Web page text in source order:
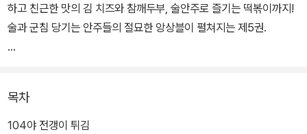
하고 친근한 맛의 김 치즈와 참깨두부, 술안주로 즐기는 떡볶이까지!
술과 군침 당기는 안주들의 절묘한 앙상블이 펼쳐지는 제5권.
이 모인 술자리 보다, 혼자 깊은 사색 속에 곁들이는 한잔이 기분 좋을
때도 있는 법. 나 자신을 벗삼아 한잔 즐기는 그 각별한 행복을 느껴보
목차
104야 전갱이 튀김